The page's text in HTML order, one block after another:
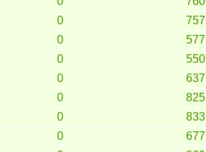
0
757
0
577
0
550
0
637
0
825
0
833
0
677